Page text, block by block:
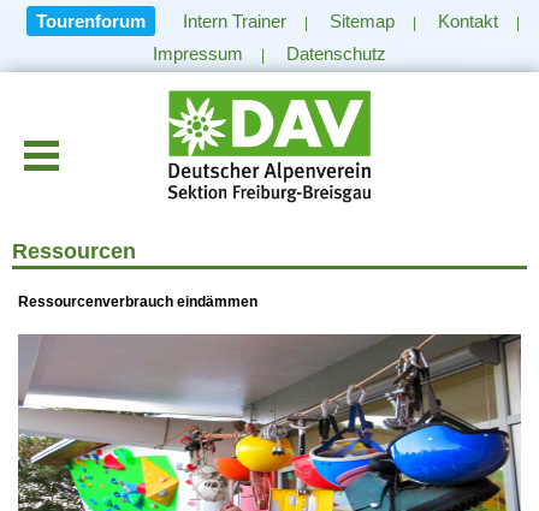
Tourenforum Intern Trainer Sitemap Kontakt
Impressum Datenschutz
Ressourcen
Ressourcenverbrauch eindämmen